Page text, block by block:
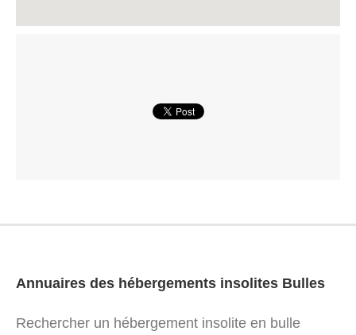
Annuaires des hébergements insolites Bulles
Rechercher un hébergement insolite en bulle